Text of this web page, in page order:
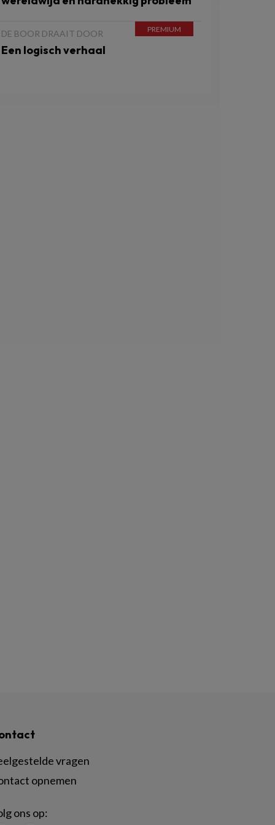
DE BOOR DRAAIT DOOR
Een logisch verhaal
vragen
opnemen
ons op: